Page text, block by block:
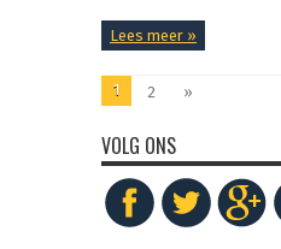
Lees meer »
1 2 »
VOLG ONS